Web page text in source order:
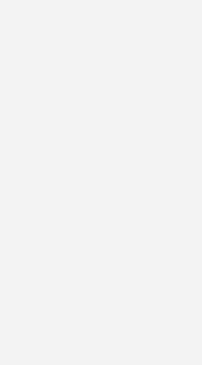
aber Preis bleibt